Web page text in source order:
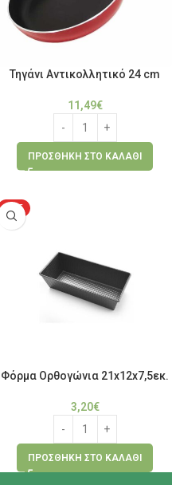
Τηγάνι Αντικολλητικό 24 cm
11,49€
ΠΡΟΣΘΉΚΗ ΣΤΟ ΚΑΛΆΘΙ
HOT
Φόρμα Ορθογώνια 21x12x7,5εκ.
3,20€
ΠΡΟΣΘΉΚΗ ΣΤΟ ΚΑΛΆΘΙ